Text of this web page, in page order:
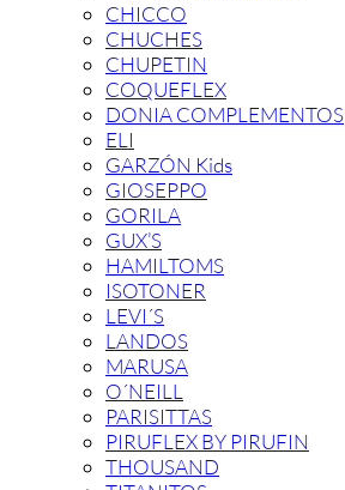
CHICCO
CHUCHES
CHUPETIN
COQUEFLEX
DONIA COMPLEMENTOS
ELI
GARZÓN Kids
GIOSEPPO
GORILA
GUX’S
HAMILTOMS
ISOTONER
LEVI´S
LANDOS
MARUSA
O´NEILL
PARISITTAS
PIRUFLEX BY PIRUFIN
THOUSAND